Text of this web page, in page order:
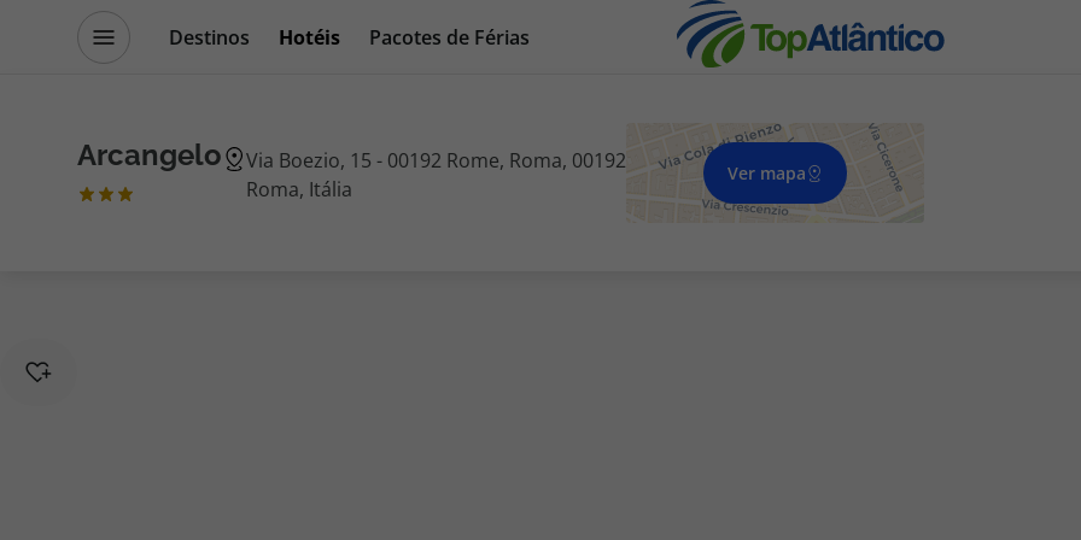
Destinos Hotéis
Pacotes de Férias
Arcangelo
Via Boezio, 15 - 00192 Rome, Roma, 00192
Roma, Itália
Ver mapa